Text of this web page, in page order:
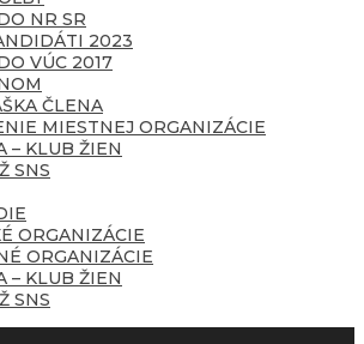
NR SR
2023
VÚC 2017
ČLENA
MIESTNEJ ORGANIZÁCIE
– KLUB ŽIEN
SNS
ORGANIZÁCIE
ORGANIZÁCIE
– KLUB ŽIEN
SNS